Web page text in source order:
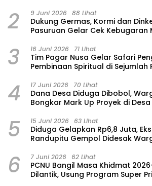
2 9 Juni 2026 88 Lihat
Dukung Germas, Kormi dan
Pasuruan Gelar Cek Kebugaran
3 16 Juni 2026 71 Lihat
Tim Pagar Nusa Gelar Safari
Pembinaan Spiritual di Sejumlah
4 17 Juni 2026 70 Lihat
Dana Desa Diduga Dibobol,
Bongkar Mark Up Proyek di
5 15 Juni 2026 63 Lihat
‎Diduga Gelapkan Rp6,8 Juta,
Randupitu Gempol Didesak
6 7 Juni 2026 62 Lihat
‎PCNU Bangil Masa Khidmat
Dilantik, Usung Program Super